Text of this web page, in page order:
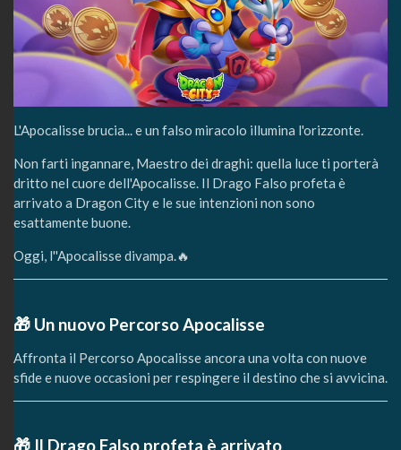
L'Apocalisse brucia... e un falso miracolo illumina l'orizzonte.
Non farti ingannare, Maestro dei draghi: quella luce ti porterà
dritto nel cuore dell'Apocalisse. Il Drago Falso profeta è
arrivato a Dragon City e le sue intenzioni non sono
esattamente buone.
Oggi, l''Apocalisse divampa.🔥
🎁 Un nuovo Percorso Apocalisse
Affronta il Percorso Apocalisse ancora una volta con nuove
sfide e nuove occasioni per respingere il destino che si avvicina.
🎁 Il Drago Falso profeta è arrivato